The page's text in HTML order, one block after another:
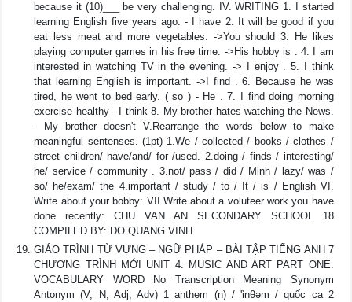
because it (10)___ be very challenging. IV. WRITING 1. I started
learning English five years ago. - I have 2. It will be good if you
eat less meat and more vegetables. ->You should 3. He likes
playing computer games in his free time. ->His hobby is . 4. I am
interested in watching TV in the evening. -> I enjoy . 5. I think
that learning English is important. ->I find . 6. Because he was
tired, he went to bed early. ( so ) - He . 7. I find doing morning
exercise healthy - I think 8. My brother hates watching the News.
- My brother doesn't V.Rearrange the words below to make
meaningful sentenses. (1pt) 1.We / collected / books / clothes /
street children/ have/and/ for /used. 2.doing / finds / interesting/
he/ service / community . 3.not/ pass / did / Minh / lazy/ was /
so/ he/exam/ the 4.important / study / to / It / is / English VI.
Write about your bobby: VII.Write about a voluteer work you have
done recently: CHU VAN AN SECONDARY SCHOOL 18
COMPILED BY: DO QUANG VINH
GIÁO TRÌNH TỪ VỰNG – NGỮ PHÁP – BÀI TẬP TIẾNG ANH 7
CHƯƠNG TRÌNH MỚI UNIT 4: MUSIC AND ART PART ONE:
VOCABULARY WORD No Transcription Meaning Synonym
Antonym (V, N, Adj, Adv) 1 anthem (n) / 'ỉnθəm / quốc ca 2